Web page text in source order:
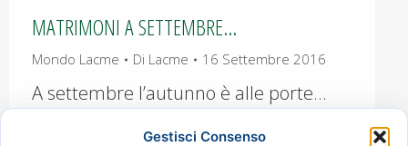
Gestisci Consenso
MATRIMONI A SETTEMBRE…
Mondo Lacme Di Lacme 16 Settembre 2016
A settembre l’autunno è alle porte…